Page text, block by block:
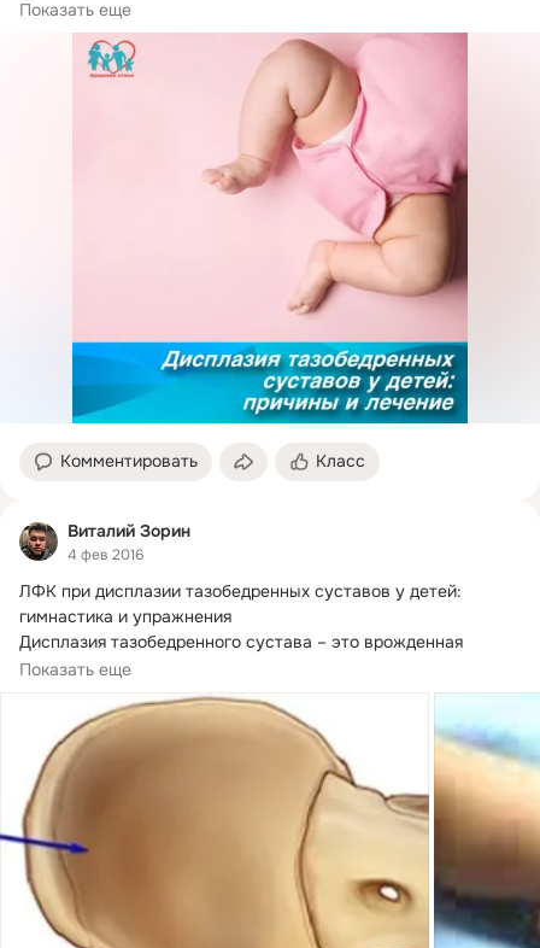
Краевого клинического...
Показать еще
Комментировать Класс
Виталий Зорин
4 фев 2016
ЛФК при дисплазии тазобедренных суставов у детей:
гимнастика и упражнения
Дисплазия тазобедренного сустава – это врожденная
патология...
Показать еще